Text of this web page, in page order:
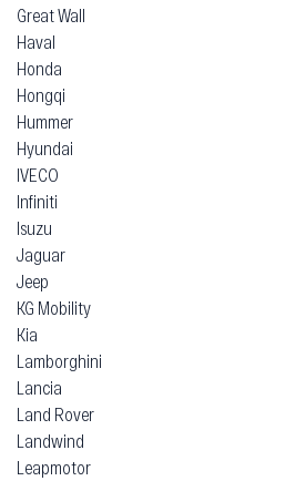
Great Wall
Haval
Honda
Hongqi
Hummer
Hyundai
IVECO
Infiniti
Isuzu
Jaguar
Jeep
KG Mobility
Kia
Lamborghini
Lancia
Land Rover
Landwind
Leapmotor